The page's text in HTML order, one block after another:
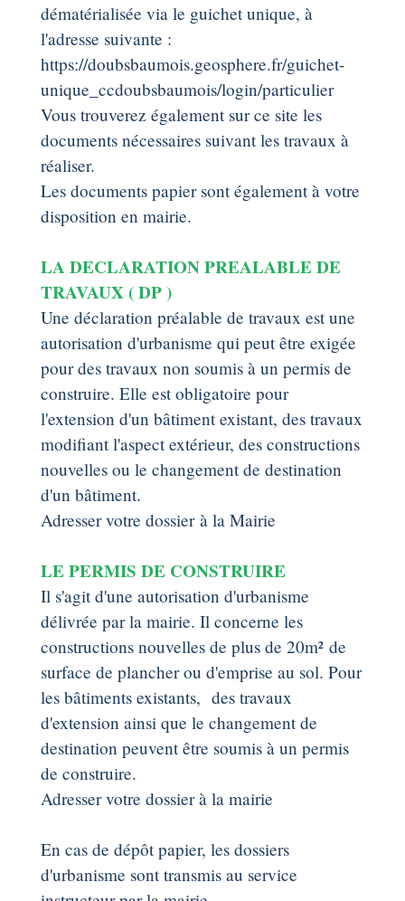
dématérialisée via le guichet unique, à
l'adresse suivante :
https://doubsbaumois.geosphere.fr/guichet-
unique_ccdoubsbaumois/login/particulier
Vous trouverez également sur ce site les
documents nécessaires suivant les travaux à
réaliser.
Les documents papier sont également à votre
disposition en mairie.
LA DECLARATION PREALABLE DE
TRAVAUX ( DP )
Une déclaration préalable de travaux est une
autorisation d'urbanisme qui peut être exigée
pour des travaux non soumis à un permis de
construire. Elle est obligatoire pour
l'extension d'un bâtiment existant, des travaux
modifiant l'aspect extérieur, des constructions
nouvelles ou le changement de destination
d'un bâtiment.
Adresser votre dossier à la Mairie
LE PERMIS DE CONSTRUIRE
Il s'agit d'une autorisation d'urbanisme
délivrée par la mairie. Il concerne les
constructions nouvelles de plus de 20m² de
surface de plancher ou d'emprise au sol. Pour
les bâtiments existants, des travaux
d'extension ainsi que le changement de
destination peuvent être soumis à un permis
de construire.
Adresser votre dossier à la mairie
En cas de dépôt papier, les dossiers
d'urbanisme sont transmis au service